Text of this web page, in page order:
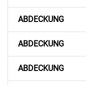
ABDECKUNG
ABDECKUNG
ABDECKUNG